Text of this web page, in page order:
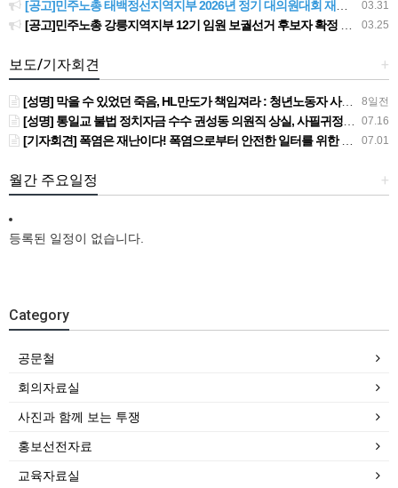
03.31
[공고]민주노총 태백정선지역지부 2026년 정기 대의원대회 재소집 건
03.25
[공고]민주노총 강릉지역지부 12기 임원 보궐선거 후보자 확정 공고
+
보도/기자회견
8일전
[성명] 막을 수 있었던 죽음, HL만도가 책임져라 : 청년노동자 사망사고의 철저한 진상규명과 재발방지 대책 마련하라
07.16
[성명] 통일교 불법 정치자금 수수 권성동 의원직 상실, 사필귀정이다
07.01
[기자회견] 폭염은 재난이다! 폭염으로부터 안전한 일터를 위한 민주노총 강원지역본부 폭염감시단 선포 기자회견
+
월간 주요일정
등록된 일정이 없습니다.
Category
공문철
회의자료실
사진과 함께 보는 투쟁
홍보선전자료
교육자료실